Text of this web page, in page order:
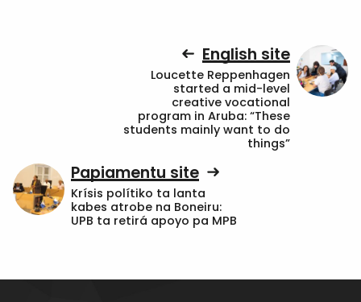
English site
Loucette Reppenhagen
started a mid-level
creative vocational
program in Aruba: “These
students mainly want to do
things”
Papiamentu site
Krísis polítiko ta lanta
kabes atrobe na Boneiru:
UPB ta retirá apoyo pa MPB